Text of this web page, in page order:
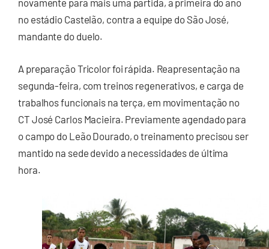
novamente para mais uma partida, a primeira do ano
no estádio Castelão, contra a equipe do São José,
mandante do duelo.
A preparação Tricolor foi rápida. Reapresentação na
segunda-feira, com treinos regenerativos, e carga de
trabalhos funcionais na terça, em movimentação no
CT José Carlos Macieira. Previamente agendado para
o campo do Leão Dourado, o treinamento precisou ser
mantido na sede devido a necessidades de última
hora.